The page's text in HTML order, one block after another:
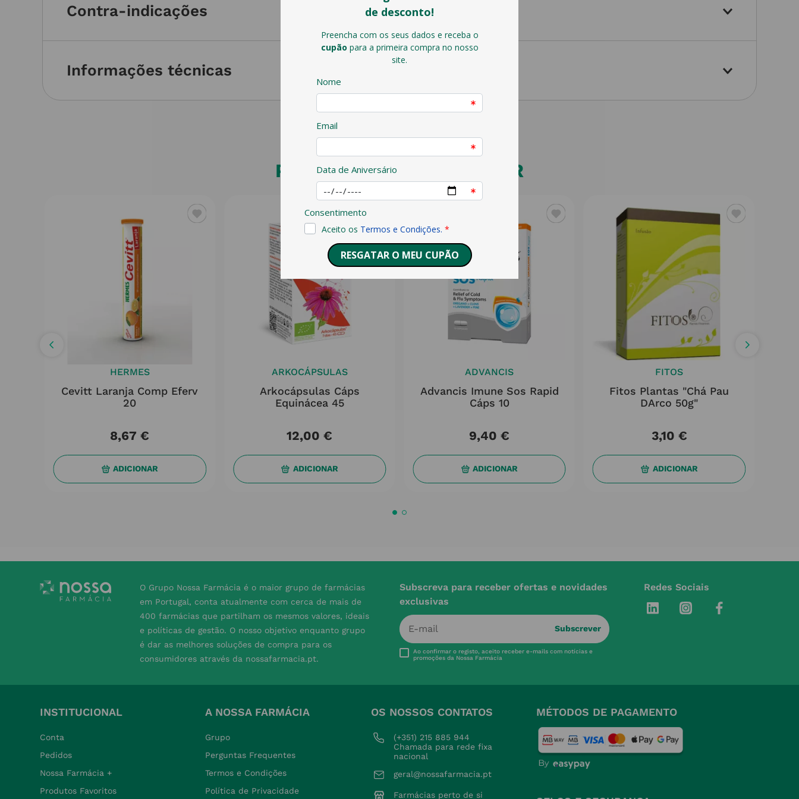
Contra-indicações
Informações técnicas
PODERÁ TAMBÉM GOSTAR
HERMES
Cevitt Laranja Comp Eferv
20
8,67 €
ADICIONAR
ARKOCÁPSULAS
Arkocápsulas Cáps
Equinácea 45
12,00 €
ADICIONAR
ADVANCIS
Advancis Imune Sos Rapid
Cáps 10
9,40 €
ADICIONAR
FITOS
Fitos Plantas "Chá Pau
DArco 50g"
3,10 €
ADICIONAR
O Grupo Nossa Farmácia é o maior grupo de farmácias
em Portugal, conta atualmente com cerca de mais de
400 farmácias que partilham os mesmos valores, ideais
e políticas de gestão. O nosso objetivo enquanto grupo
é dar as melhores soluções de compra para os
consumidores através da nossafarmacia.pt.
Subscreva para receber ofertas e novidades
exclusivas
Subscrever
Ao confirmar o registo, aceito receber e-mails com notícias e
promoções da Nossa Farmácia
Redes Sociais
INSTITUCIONAL
Conta
Pedidos
Nossa Farmácia +
Produtos Favoritos
A NOSSA FARMÁCIA
Grupo
Perguntas Frequentes
Termos e Condições
Política de Privacidade
OS NOSSOS CONTATOS
(+351) 215 885 944
Chamada para rede fixa
nacional
geral@nossafarmacia.pt
Farmácias perto de si
MÉTODOS DE PAGAMENTO